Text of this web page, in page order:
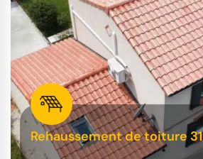
Rehaussement de toiture 31